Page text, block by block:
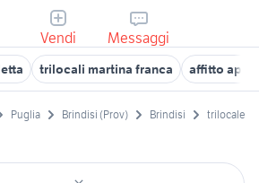
Vendi Messaggi
trilocali martina franca affitto
Puglia Brindisi (Prov) Brindisi trilocale